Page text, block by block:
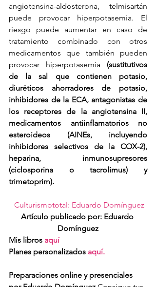
angiotensina-aldosterona, telmisartán
puede provocar hiperpotasemia. El
riesgo puede aumentar en caso de
tratamiento combinado con otros
medicamentos que también pueden
provocar hiperpotasemia (sustitutivos
de la sal que contienen potasio,
diuréticos ahorradores de potasio,
inhibidores de la ECA, antagonistas de
los receptores de la angiotensina II,
medicamentos antiinflamatorios no
esteroideos (AINEs, incluyendo
inhibidores selectivos de la COX-2),
heparina, inmunosupresores
(ciclosporina o tacrolimus) y
trimetoprim).
Culturismototal: Eduardo Domínguez
Artículo publicado por: Eduardo
Domínguez
Mis libros aquí
Planes personalizados aquí.
Preparaciones online y presenciales